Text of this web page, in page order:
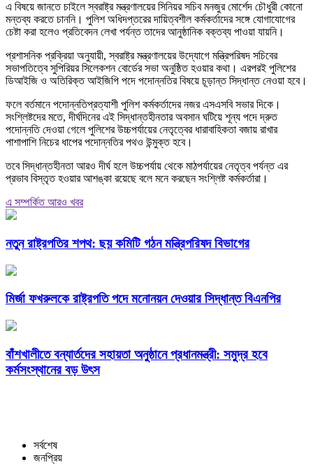
এ বিষয়ে জানতে চাইলে স্বরাষ্ট্র মন্ত্রণালয়ের সিনিয়র সচিব মনজুর মোর্শেদ চৌধুরী কোনো
মন্তব্য করতে চাননি। পুলিশ অধিদপ্তরের দায়িত্বশীল কর্মকর্তাদের সঙ্গে যোগাযোগের
চেষ্টা করা হলেও প্রতিবেদন লেখা পর্যন্ত তাদের আনুষ্ঠানিক বক্তব্য পাওয়া যায়নি।
প্রশাসনিক প্রক্রিয়া অনুযায়ী, স্বরাষ্ট্র মন্ত্রণালয়ের উদ্যোগে মন্ত্রিপরিষদ সচিবের
সভাপতিত্বে সুপিরিয়র সিলেকশন বোর্ডের সভা অনুষ্ঠিত হওয়ার কথা। এরপরই পুলিশের
ডিআইজি ও অতিরিক্ত আইজিপি পদে পদোন্নতির বিষয়ে চূড়ান্ত সিদ্ধান্ত নেওয়া হবে।
ফলে বর্তমানে পদোন্নতিপ্রত্যাশী পুলিশ কর্মকর্তাদের নজর এসএসবি সভার দিকে।
সংশ্লিষ্টদের মতে, দীর্ঘদিনের এই সিদ্ধান্তহীনতার অবসান ঘটিয়ে শূন্য পদে দ্রুত
পদোন্নতি দেওয়া গেলে পুলিশের উচ্চপর্যায়ের নেতৃত্বের ধারাবাহিকতা বজায় রাখার
পাশাপাশি নিচের ধাপের পদোন্নতির পথও উন্মুক্ত হবে।
তবে সিদ্ধান্তহীনতা আরও দীর্ঘ হলে উচ্চপর্যায় থেকে মাঠপর্যায়ের নেতৃত্ব পর্যন্ত এর
প্রভাব বিস্তৃত হওয়ার আশঙ্কা রয়েছে বলে মনে করছেন সংশ্লিষ্ট কর্মকর্তারা।
এ সম্পর্কিত আরও খবর
নতুন রাষ্ট্রপতির শপথ: ছয় কমিটি গঠন মন্ত্রিপরিষদ বিভাগের
মির্জা ফখরুলকে রাষ্ট্রপতি পদে মনোনয়ন দেওয়ার সিদ্ধান্ত বিএনপির
বাঁশখালীতে বন্যার্তদের সহায়তা অনুষ্ঠানে প্রধানমন্ত্রী: সমুদ্র হবে
কর্মসংস্থানের বড় উৎস
সর্বশেষ
জনপ্রিয়